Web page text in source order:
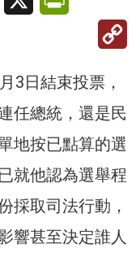
3日結束投票，
任總統，還是民
地按已點算的選
就他認為選舉程
採取司法行動，
響甚至決定誰人